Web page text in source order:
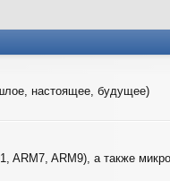
настоящее, будущее)
ARM7, ARM9), а также